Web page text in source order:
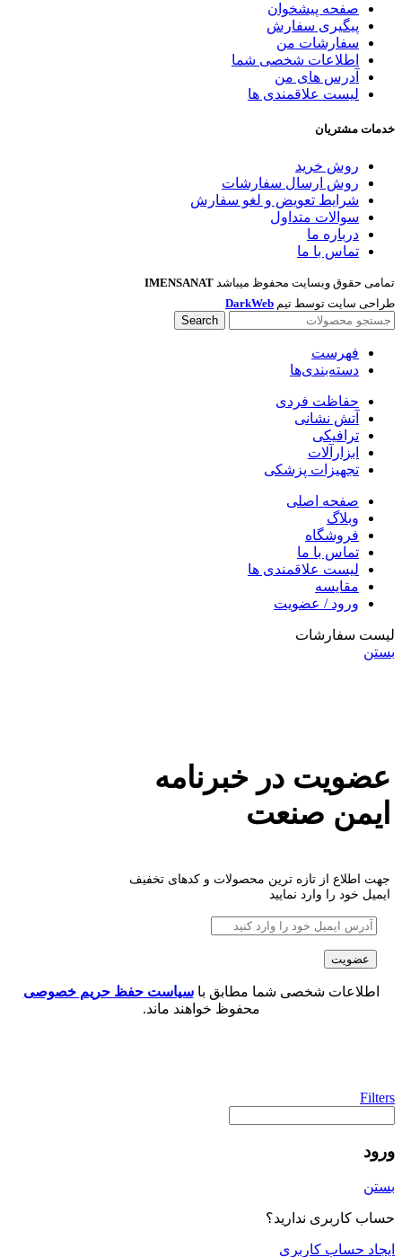
صفحه پیشخوان
پیگیری سفارش
سفارشات من
اطلاعات شخصی شما
آدرس های من
لیست علاقمندی ها
خدمات مشتریان
روش خرید
روش ارسال سفارشات
شرایط تعویض و لغو سفارش
سوالات متداول
درباره ما
تماس با ما
تمامی حقوق وبسایت محفوظ میباشد IMENSANAT
طراحی سایت توسط تیم DarkWeb
Search
فهرست
دسته‌بندی‌ها
حفاظت فردی
آتش نشانی
ترافیکی
ابزارآلات
تجهیزات پزشکی
صفحه اصلی
وبلاگ
فروشگاه
تماس با ما
لیست علاقمندی ها
مقایسه
ورود / عضویت
لیست سفارشات
بستن
عضویت در خبرنامه
ایمن صنعت
جهت اطلاع از تازه ترین محصولات و کدهای تخفیف
ایمیل خود را وارد نمایید
اطلاعات شخصی شما مطابق باسیاست حفظ حریم خصوصی
محفوظ خواهند ماند.
Filters
ورود
بستن
حساب کاربری ندارید؟
ایجاد حساب کاربری